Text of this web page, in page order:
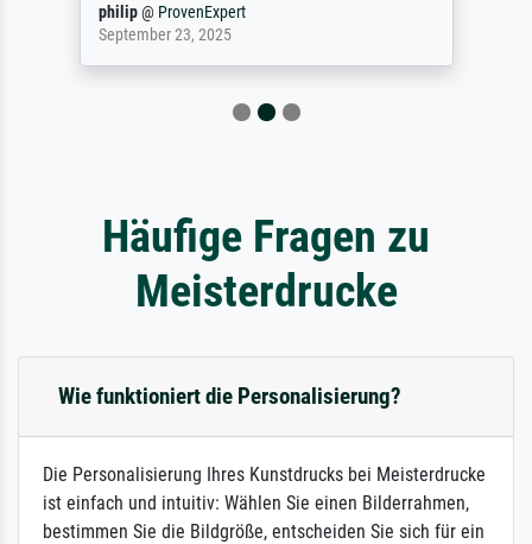
philip@ ProvenExpert
September 23, 2025
Häufige Fragen zu
Meisterdrucke
Wie funktioniert die Personalisierung?
Die Personalisierung Ihres Kunstdrucks bei Meisterdrucke
ist einfach und intuitiv: Wählen Sie einen Bilderrahmen,
bestimmen Sie die Bildgröße, entscheiden Sie sich für ein